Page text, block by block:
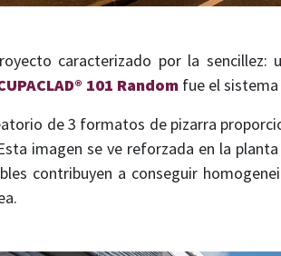
caracterizado por la sencillez:
101 Randomfue el sistema
de 3 formatos de pizarra
imagen se ve reforzada en la
contribuyen a conseguir